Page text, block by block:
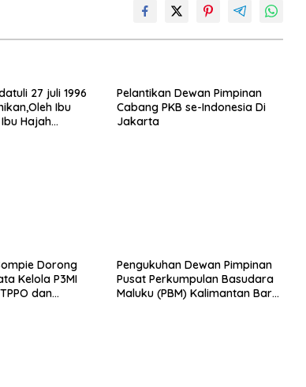
27 juli 1996
Ibu
Hajah
Pelantikan Dewan Pimpinan
Cabang PKB se-Indonesia Di
Jakarta
Dorong
Kelola P3MI
dan
Pengukuhan Dewan Pimpinan
Pusat Perkumpulan Basudara
Maluku (PBM) Kalimantan Barat